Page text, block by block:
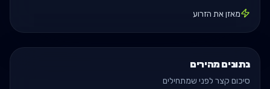
מאזן את הזרוע
נתונים מהירים
סיכום קצר לפני שמתחילים